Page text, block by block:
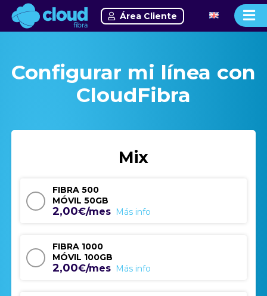
Área Cliente
Configurar mi línea con
CloudFibra
Mix
FIBRA 500
MÓVIL 50GB
2,00€/mes Más info
FIBRA 1000
MÓVIL 100GB
2,00€/mes Más info